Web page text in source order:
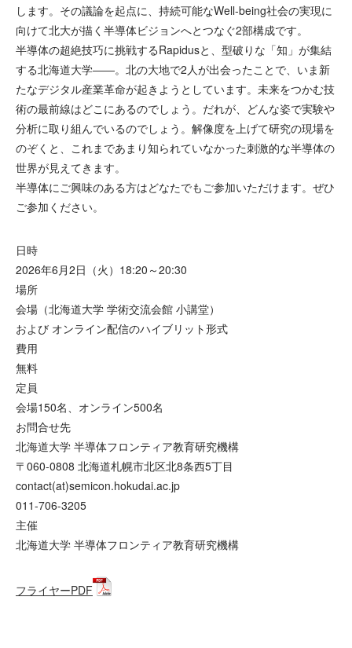
します。その議論を起点に、持続可能なWell-being社会の実現に
向けて北大が描く半導体ビジョンへとつなぐ2部構成です。
半導体の超絶技巧に挑戦するRapidusと、型破りな「知」が集結
する北海道大学――。北の大地で2人が出会ったことで、いま新
たなデジタル産業革命が起きようとしています。未来をつかむ技
術の最前線はどこにあるのでしょう。だれが、どんな姿で実験や
分析に取り組んでいるのでしょう。解像度を上げて研究の現場を
のぞくと、これまであまり知られていなかった刺激的な半導体の
世界が見えてきます。
半導体にご興味のある方はどなたでもご参加いただけます。ぜひ
ご参加ください。
日時
2026年6月2日（火）18:20～20:30
場所
会場（北海道大学 学術交流会館 小講堂）
および オンライン配信のハイブリット形式
費用
無料
定員
会場150名、オンライン500名
お問合せ先
北海道大学 半導体フロンティア教育研究機構
〒060-0808 北海道札幌市北区北8条西5丁目
contact(at)semicon.hokudai.ac.jp
011-706-3205
主催
北海道大学 半導体フロンティア教育研究機構
フライヤーPDF